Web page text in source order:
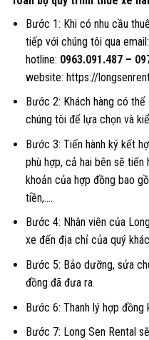
Bước 1: Khi có nhu cầu
tiếp với chúng tôi qua
hotline: 0963.091.487–
website: https://
Bước 2: Khách hàng có
chúng tôi để lựa chọn và
Bước 3: Tiến hành ký kết
phù hợp, cả hai bên sẽ tiến
khoản của hợp đồng bao
tiền,….
Bước 4: Nhân viên của
xe đến địa chỉ của quý
Bước 5: Bảo dưỡng, sửa
đồng đã đưa ra.
Bước 6: Thanh lý hợp đồng
Bước 7: Long Sen Rental